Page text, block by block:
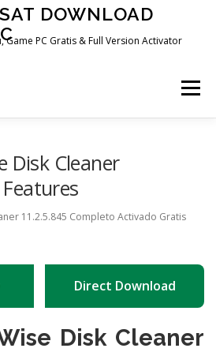
DOWNLOAD
PC Gratis & Full Version Activator
Menu
Disk Cleaner
Direct Download
Disk Cleaner